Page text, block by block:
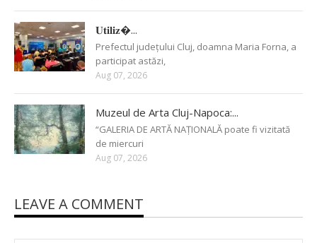
𝐔𝐭𝐢𝐥𝐢𝐳�...
Prefectul județului Cluj, doamna Maria Forna, a
participat astăzi,
Aug 07, 2026
Muzeul de Arta Cluj-Napoca:...
“GALERIA DE ARTĂ NAȚIONALĂ poate fi vizitată
de miercuri
Aug 07, 2026
LEAVE A COMMENT